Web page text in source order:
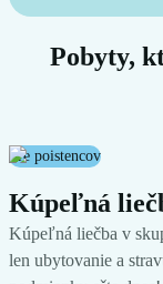
Pobyty,
Pre poistencov
Kúpeľná
Kúpeľná liečba v
len ubytovanie a